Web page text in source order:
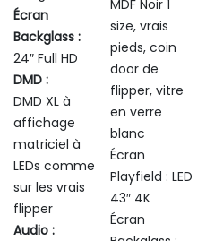
Écran
Backglass :
24″ Full HD
DMD :
DMD XL à
affichage
matriciel à
LEDs comme
sur les vrais
flipper
Audio :
MDF Noir 1
size, vrais
pieds, coin
door de
flipper, vitre
en verre
blanc
Écran
Playfield : LED
43″ 4K
Écran